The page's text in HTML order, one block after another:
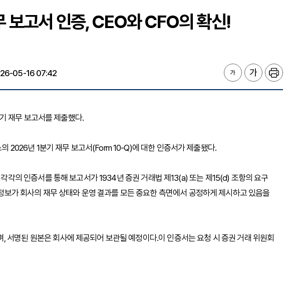
보고서 인증, CEO와 CFO의 확신!
05-16 07:42
재무 보고서를 제출했다.
2026년 1분기 재무 보고서(Form 10-Q)에 대한 인증서가 제출됐다.
각의 인증서를 통해 보고서가 1934년 증권 거래법 제13(a) 또는 제15(d) 조항의 요구
가 회사의 재무 상태와 운영 결과를 모든 중요한 측면에서 공정하게 제시하고 있음을
서명된 원본은 회사에 제공되어 보관될 예정이다.이 인증서는 요청 시 증권 거래 위원회